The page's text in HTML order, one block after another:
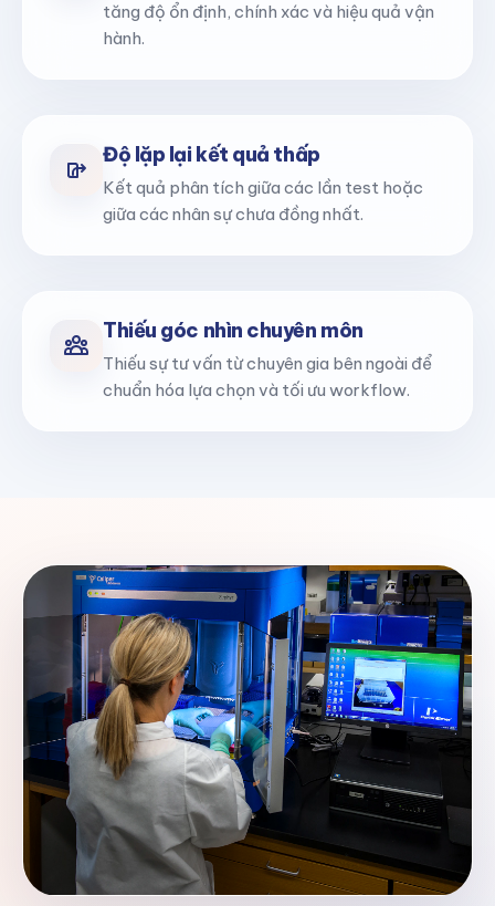
tăng độ ổn định, chính xác và hiệu quả vận
hành.
Độ lặp lại kết quả thấp
Kết quả phân tích giữa các lần test hoặc
giữa các nhân sự chưa đồng nhất.
Thiếu góc nhìn chuyên môn
Thiếu sự tư vấn từ chuyên gia bên ngoài để
chuẩn hóa lựa chọn và tối ưu workflow.